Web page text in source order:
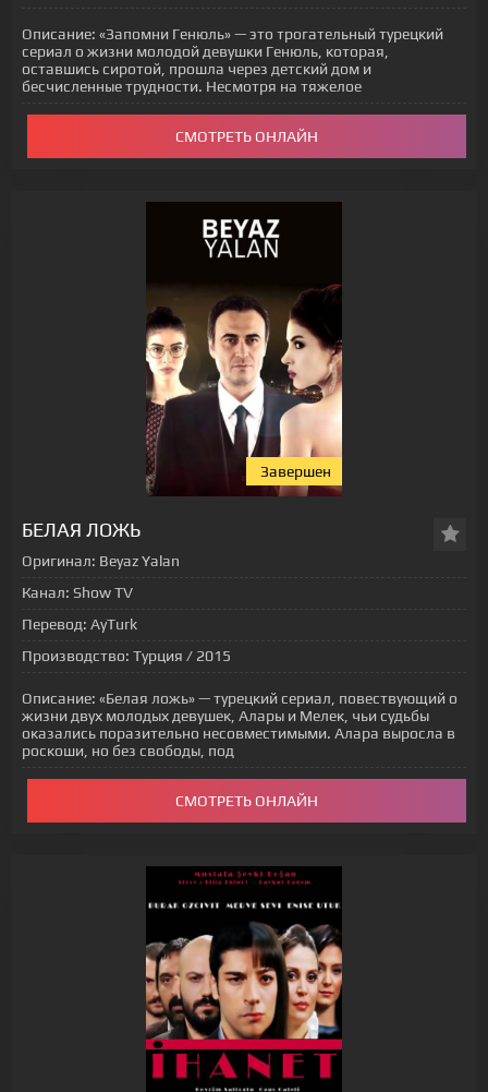
Описание: «Запомни Генюль» — это трогательный турецкий
сериал о жизни молодой девушки Генюль, которая,
оставшись сиротой, прошла через детский дом и
бесчисленные трудности. Несмотря на тяжелое
СМОТРЕТЬ ОНЛАЙН
Завершен
БЕЛАЯ ЛОЖЬ
Оригинал: Beyaz Yalan
Канал: Show TV
Перевод: AyTurk
Производство: Турция / 2015
Описание: «Белая ложь» — турецкий сериал, повествующий о
жизни двух молодых девушек, Алары и Мелек, чьи судьбы
оказались поразительно несовместимыми. Алара выросла в
роскоши, но без свободы, под
СМОТРЕТЬ ОНЛАЙН